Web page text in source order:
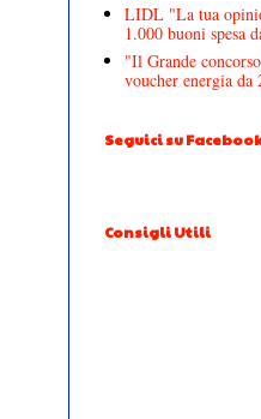
LIDL "La tua
1.000 buoni spesa
"Il Grande
voucher energia
Seguici su
Consigli Utili